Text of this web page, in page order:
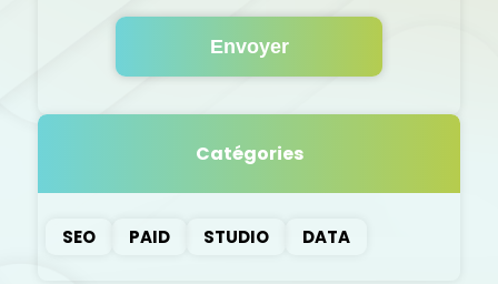
Catégories
SEO PAID STUDIO DATA